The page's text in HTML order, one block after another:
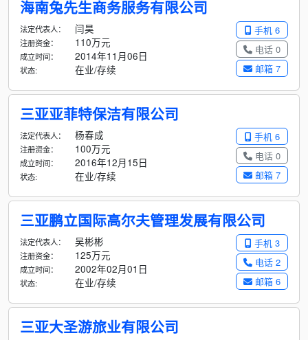
海南兔先生商务服务有限公司
手机 6
电话 0
邮箱 7
法定代表人： 闫昊
注册资金： 110万元
成立时间： 2014年11月06日
状态: 在业/存续
三亚亚菲特保洁有限公司
手机 6
电话 0
邮箱 7
法定代表人： 杨春成
注册资金： 100万元
成立时间： 2016年12月15日
状态: 在业/存续
三亚鹏立国际高尔夫管理发展有限公司
手机 3
电话 2
邮箱 6
法定代表人： 吴彬彬
注册资金： 125万元
成立时间： 2002年02月01日
状态: 在业/存续
三亚大圣游旅业有限公司